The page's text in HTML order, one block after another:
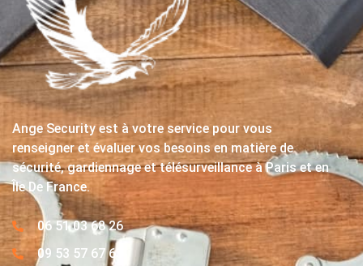
Ange Security est à votre service pour vous
renseigner et évaluer vos besoins en matière de
sécurité, gardiennage et télésurveillance à Paris et en
Île De France.
06 51 03 68 26
09 53 57 67 63